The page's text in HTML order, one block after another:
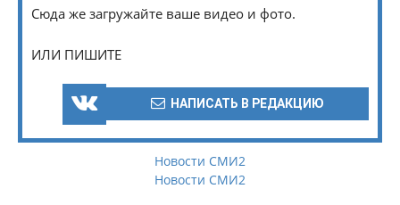
Сюда же загружайте ваше видео и фото.
ИЛИ ПИШИТЕ
НАПИСАТЬ В РЕДАКЦИЮ
Новости СМИ2
Новости СМИ2